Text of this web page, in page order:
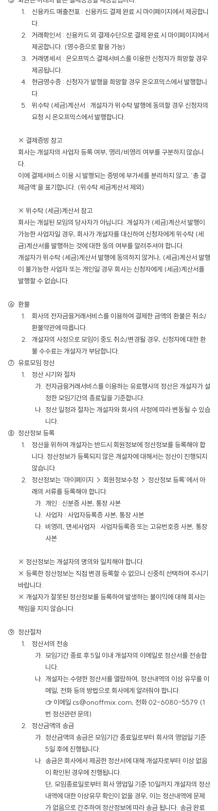
신용카드 매출전표 : 신용카드 결제 완료 시 마이페이지에서 제공합니
다.
거래확인서 : 신용카드 외 결제수단으로 결제 완료 시 마이페이지에서
제공합니다. (영수증으로 활용 가능)
거래명세서 : 온오프믹스 결제서비스를 이용한 신청자가 희망할 경우
제공됩니다.
현금영수증 : 신청자가 발행을 희망할 경우 온오프믹스에서 발행합니
다.
위수탁 (세금)계산서 : 개설자가 위수탁 발행에 동의할 경우 신청자의
요청 시 온오프믹스에서 발행합니다.
※ 결제증빙 참고
회사는 개설자의 사업자 등록 여부, 영리/비영리 여부를 구분하지 않습니
다.
이에 결제서비스 이용 시 발행되는 증빙에 부가세를 분리하지 않고, ‘총 결
제금액’을 표기합니다. (위수탁 세금계산서 제외)
※ 위수탁 (세금)계산서 참고
회사는 개설된 모임의 당사자가 아닙니다. 개설자가 (세금)계산서 발행이
가능한 사업자일 경우, 회사가 개설자를 대신하여 신청자에게 위수탁 (세
금)계산서를 발행하는 것에 대한 동의 여부를 알려주셔야 합니다.
개설자가 위수탁 (세금)계산서 발행에 동의하지 않거나, (세금)계산서 발행
이 불가능한 사업자 또는 개인일 경우 회사는 신청자에게 (세금)계산서를
발행할 수 없습니다.
환불
회사의 전자금융거래서비스를 이용하여 결제한 금액의 환불은 취소/
환불약관에 따릅니다.
개설자의 사정으로 모임이 중도 취소/변경될 경우, 신청자에 대한 환
불 수수료는 개설자가 부담합니다.
유료모임 정산
정산 시기와 절차
전자금융거래서비스를 이용하는 유료행사의 정산은 개설자가 설
정한 모임기간의 종료일을 기준합니다.
정산 일정과 절차는 개설자와 회사의 사정에 따라 변동될 수 있습
니다.
정산정보 등록
정산을 위하여 개설자는 반드시 회원정보에 정산정보를 등록해야 합
니다. 정산정보가 등록되지 않은 개설자에 대해서는 정산이 진행되지
않습니다.
정산정보는 ‘마이페이지 → 회원정보수정 → 정산정보 등록’에서 아
래의 서류를 등록해야 합니다.
개인 : 신분증 사본, 통장 사본
사업자 : 사업자등록증 사본, 통장 사본
비영리, 면세사업자 : 사업자등록증 또는 고유번호증 사본, 통장
사본
※ 정산정보는 개설자의 명의와 일치해야 합니다.
※ 등록한 정산정보는 직접 변경 등록할 수 없으니 신중히 선택하여 주시기
바랍니다.
※ 개설자가 잘못된 정산정보를 등록하여 발생하는 불이익에 대해 회사는
책임을 지지 않습니다.
정산절차
정산서의 전송
모임기간 종료 후 5일 이내 개설자의 이메일로 정산서를 전송합
니다.
개설자는 수령한 정산서를 열람하여, 정산내역의 이상 유무를 이
메일, 전화 등의 방법으로 회사에게 알려줘야 합니다.
☞ 이메일 cs@onoffmix.com, 전화 02-6080-5579 (1
번 정산관련 문의)
정산금액의 송금
정산금액의 송금은 모임기간 종료일로부터 회사의 영업일 기준
5일 후에 진행됩니다.
송금은 회사에서 제공한 정산서에 대해 개설자로부터 이상 없음
이 확인된 경우에 진행됩니다.
단, 모임종료일로부터 회사 영업일 기준 10일까지 개설자의 정산
내역에 대한 이상유무 확인이 없을 경우, 이는 정산내역에 문제
가 없음으로 간주하여 정산정보에 따라 송금 됩니다. 송금 완료